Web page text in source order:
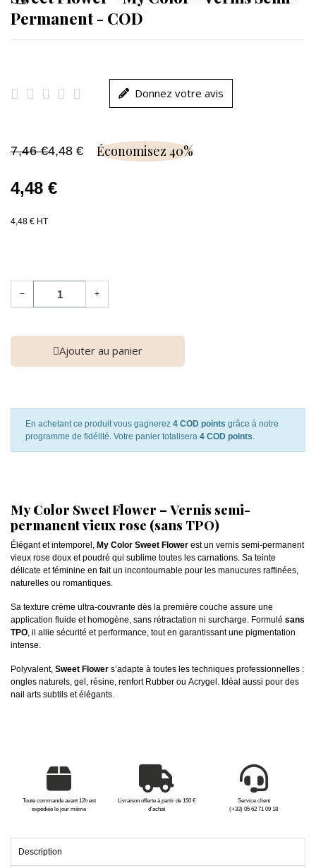
Permanent - COD
     Donnez votre avis
7,46 €4,48 € Économisez 40%
4,48 €
4,48 € HT
− +
Ajouter au panier
En achetant ce produit vous gagnerez 4 COD points grâce à notre
programme de fidélité. Votre panier totalisera 4 COD points.
My Color Sweet Flower – Vernis semi-
permanent vieux rose (sans TPO)
Élégant et intemporel, My Color Sweet Flower est un vernis semi-permanent
vieux rose doux et poudré qui sublime toutes les carnations. Sa teinte
délicate et féminine en fait un incontournable pour les manucures raffinées,
naturelles ou romantiques.
Sa texture crème ultra-couvrante dès la première couche assure une
application fluide et homogène, sans rétractation ni surcharge. Formulé sans
TPO, il allie sécurité et performance, tout en garantissant une pigmentation
intense.
Polyvalent, Sweet Flower s’adapte à toutes les techniques professionnelles :
ongles naturels, gel, résine, renfort Rubber ou Acrygel. Idéal aussi pour des
nail arts subtils et élégants.
Toute commande avant 12h est
expédiée le jour même
Livraison offerte à partir de 150 €
d'achat
Service client
(+33) 05 62 71 09 18
Description